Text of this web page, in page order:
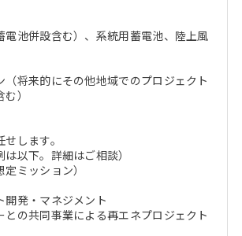
電池併設含む）、系統用蓄電池、陸上風
（将来的にその他地域でのプロジェクト
）
します。
以下。詳細はご相談）
ミッション）
開発・マネジメント
との共同事業による再エネプロジェクト